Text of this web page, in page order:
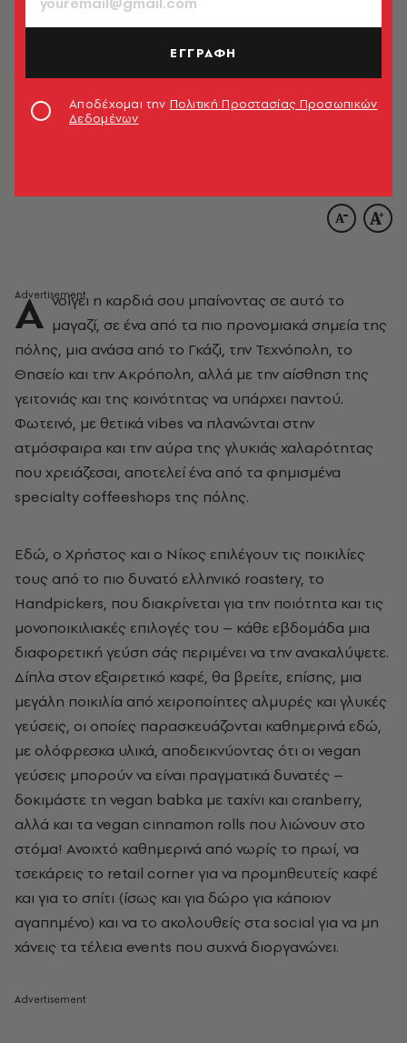
Α νοίγει η καρδιά σου μπαίνοντας σε αυτό το
μαγαζί, σε ένα από τα πιο προνομιακά σημεία της
πόλης, μια ανάσα από το Γκάζι, την Τεχνόπολη, το
Θησείο και την Ακρόπολη, αλλά με την αίσθηση της
γειτονιάς και της κοινότητας να υπάρχει παντού.
Φωτεινό, με θετικά vibes να πλανώνται στην
ατμόσφαιρα και την αύρα της γλυκιάς χαλαρότητας
που χρειάζεσαι, αποτελεί ένα από τα φημισμένα
specialty coffeeshops της πόλης.
Εδώ, ο Χρήστος και ο Νίκος επιλέγουν τις ποικιλίες
τους από το πιο δυνατό ελληνικό roastery, το
Handpickers, που διακρίνεται για την ποιότητα και τις
μονοποικιλιακές επιλογές του – κάθε εβδομάδα μια
διαφορετική γεύση σάς περιμένει να την ανακαλύψετε.
Δίπλα στον εξαιρετικό καφέ, θα βρείτε, επίσης, μια
μεγάλη ποικιλία από χειροποίητες αλμυρές και γλυκές
γεύσεις, οι οποίες παρασκευάζονται καθημερινά εδώ,
με ολόφρεσκα υλικά, αποδεικνύοντας ότι οι vegan
γεύσεις μπορούν να είναι πραγματικά δυνατές –
δοκιμάστε τη vegan babka με ταχίνι και cranberry,
αλλά και τα vegan cinnamon rolls που λιώνουν στο
στόμα! Ανοιχτό καθημερινά από νωρίς το πρωί, να
τσεκάρεις το retail corner για να προμηθευτείς καφέ
και για το σπίτι (ίσως και για δώρο για κάποιον
αγαπημένο) και να το ακολουθείς στα social για να μη
χάνεις τα τέλεια events που συχνά διοργανώνει.
ΕΓΓΡΑΦΗ
Αποδέχομαι την Πολιτική Προστασίας Προσωπικών
Δεδομένων